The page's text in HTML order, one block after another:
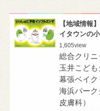
【地域情報
イタウンの
1,605view
総合クリ
玉井こども
幕張ベイク
海浜パーク
皮膚科）